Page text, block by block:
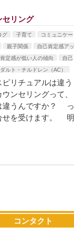
セリング
グ 子育て
コミュニケー
親子関係
自己肯定感アッ
定感が低い人の傾向
自己
ルト・チルドレン（AC）
リチュアルは違う
ンセリングって、
違うんですか？ っ
せを受けます。 明
コンタクト